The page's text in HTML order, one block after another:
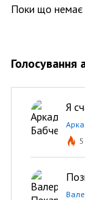
Поки що немає
Голосування
Я